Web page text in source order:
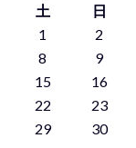
土
日
1
2
8
9
15
16
22
23
29
30